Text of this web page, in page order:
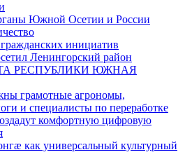
Южной Осетии и России
инициатив
Ленингорский район
РЕСПУБЛИКИ ЮЖНАЯ
грамотные агрономы,
и специалисты по переработке
комфортную цифровую
как универсальный культурный